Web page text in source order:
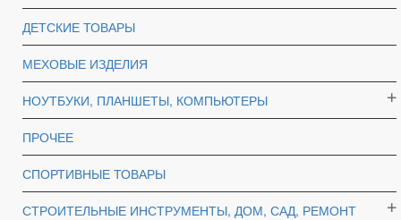
ДЕТСКИЕ ТОВАРЫ
МЕХОВЫЕ ИЗДЕЛИЯ
НОУТБУКИ, ПЛАНШЕТЫ, КОМПЬЮТЕРЫ
ПРОЧЕЕ
СПОРТИВНЫЕ ТОВАРЫ
СТРОИТЕЛЬНЫЕ ИНСТРУМЕНТЫ, ДОМ, САД, РЕМОНТ